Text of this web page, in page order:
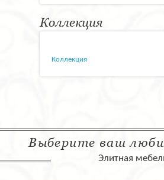
Коллекция
Коллекция
Выберите ваш
Элитная